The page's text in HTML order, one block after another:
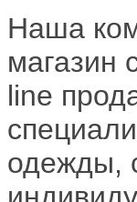
Наша
магазин
line
одежды,